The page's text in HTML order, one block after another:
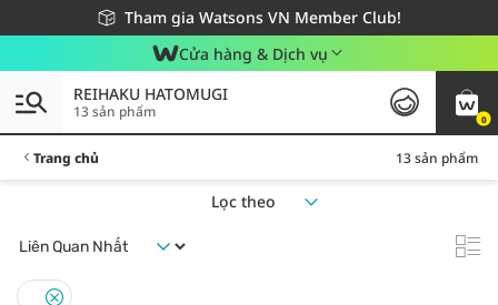
Tham gia Watsons VN Member Club!
Miễn phí giao hàng cho đơn hàng từ 249,000Đ
Giao hàng nhanh 24h - Áp dụng khu vực TP. Hồ Chí Minh
Cửa hàng & Dịch vụ
0
REIHAKU HATOMUGI
13 sản phẩm
Trang chủ 13 sản phẩm
Lọc theo